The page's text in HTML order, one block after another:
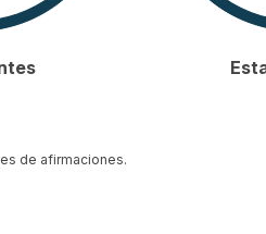
de afirmaciones.